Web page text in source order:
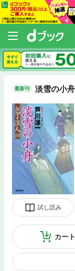
最新刊 淡雪の小
試し読み
カー